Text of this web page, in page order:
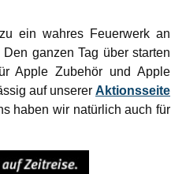
ein wahres Feuerwerk an
ganzen Tag über starten
Apple Zubehör und Apple
auf unserer Aktionsseite
haben wir natürlich auch für